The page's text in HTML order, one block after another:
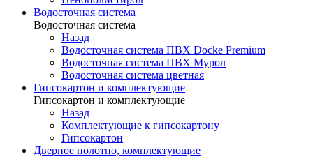
Водосточная система
Водосточная система
Назад
Водосточная система ПВХ Docke Premium
Водосточная система ПВХ Мурол
Водосточная система цветная
Гипсокартон и комплектующие
Гипсокартон и комплектующие
Назад
Комплектующие к гипсокартону
Гипсокартон
Дверное полотно, комплектующие